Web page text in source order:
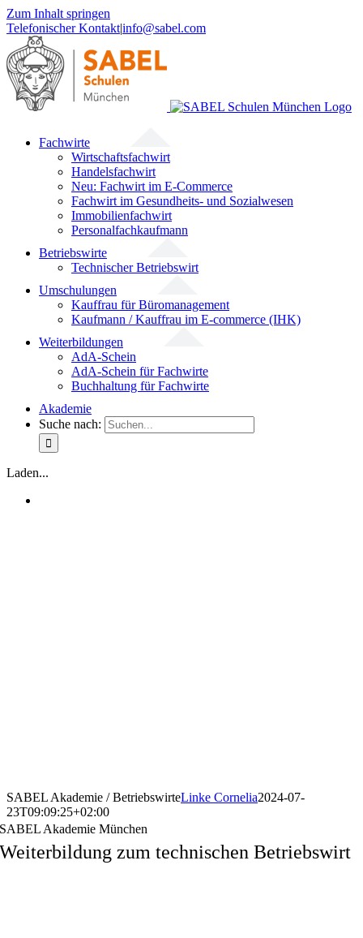
Zum Inhalt springen
Telefonischer Kontakt|info@sabel.com
Fachwirte
Wirtschaftsfachwirt
Handelsfachwirt
Neu: Fachwirt im E-Commerce
Fachwirt im Gesundheits- und Sozialwesen
Immobilienfachwirt
Personalfachkaufmann
Betriebswirte
Technischer Betriebswirt
Umschulungen
Kauffrau für Büromanagement
Kaufmann / Kauffrau im E-commerce (IHK)
Weiterbildungen
AdA-Schein
AdA-Schein für Fachwirte
Buchhaltung für Fachwirte
Akademie
Suche nach:
Laden...
SABEL Akademie / BetriebswirteLinke Cornelia2024-07-
23T09:09:25+02:00
SABEL Akademie München
Weiterbildung zum technischen Betriebswirt